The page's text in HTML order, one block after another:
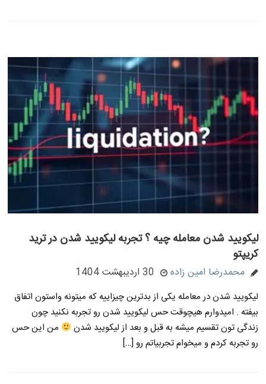
لیکویید شدن معامله چیه ؟ تجربه لیکویید شدن در ترید
کریپتو
محمدرضا امین زاده 30 اردیبهشت 1404
لیکویید شدن در معامله یکی از بدترین چیزاییه که میتونه واستون اتفاق
بیفته . امیدوارم هیچوقت حس لیکویید شدن رو تجربه نکنید چون
زندگی تون تقسیم میشه به قبل و بعد از لیکویید شدن
من این حس
رو تجربه کردم و میخوام تجربیاتم رو […]